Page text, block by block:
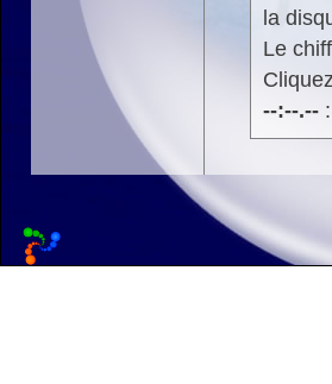
la
Le
--:--.--: